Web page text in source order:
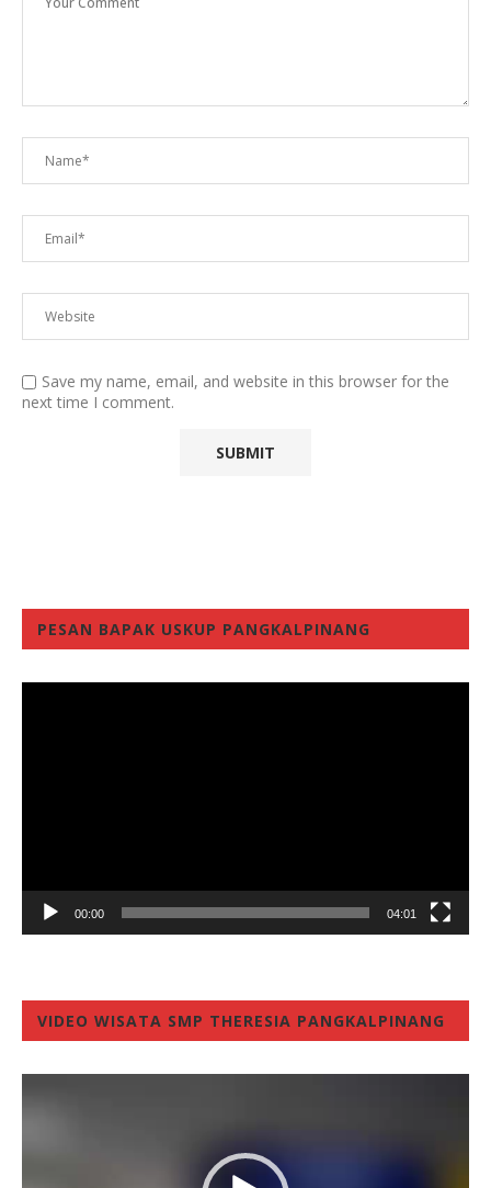
Save my name, email, and website in this browser for the
next time I comment.
PESAN BAPAK USKUP PANGKALPINANG
00:00 04:01
VIDEO WISATA SMP THERESIA PANGKALPINANG